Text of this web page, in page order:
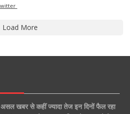
Load More
असल खबर से कहीं ज्यादा तेज इन दिनों फैल रहा